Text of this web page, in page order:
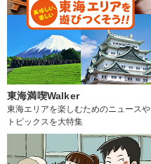
東海満喫Walker
東海エリアを楽しむためのニュースや
トピックスを大特集